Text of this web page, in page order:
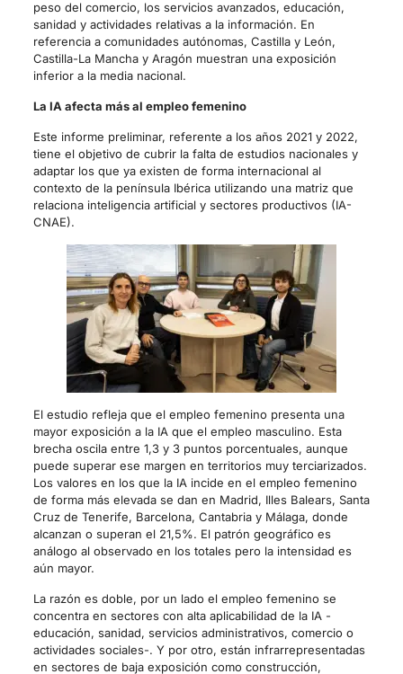
peso del comercio, los servicios avanzados, educación,
sanidad y actividades relativas a la información. En
referencia a comunidades autónomas, Castilla y León,
Castilla-La Mancha y Aragón muestran una exposición
inferior a la media nacional.
La IA afecta más al empleo femenino
Este informe preliminar, referente a los años 2021 y 2022,
tiene el objetivo de cubrir la falta de estudios nacionales y
adaptar los que ya existen de forma internacional al
contexto de la península Ibérica utilizando una matriz que
relaciona inteligencia artificial y sectores productivos (IA-
CNAE).
El estudio refleja que el empleo femenino presenta una
mayor exposición a la IA que el empleo masculino. Esta
brecha oscila entre 1,3 y 3 puntos porcentuales, aunque
puede superar ese margen en territorios muy terciarizados.
Los valores en los que la IA incide en el empleo femenino
de forma más elevada se dan en Madrid, Illes Balears, Santa
Cruz de Tenerife, Barcelona, Cantabria y Málaga, donde
alcanzan o superan el 21,5%. El patrón geográfico es
análogo al observado en los totales pero la intensidad es
aún mayor.
La razón es doble, por un lado el empleo femenino se
concentra en sectores con alta aplicabilidad de la IA -
educación, sanidad, servicios administrativos, comercio o
actividades sociales-. Y por otro, están infrarrepresentadas
en sectores de baja exposición como construcción,